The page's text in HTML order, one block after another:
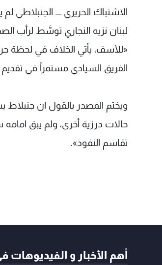
الاشتباك الحريري ــــ
لبنان نزيه النجاري توسَّط لرأب
«للأسف، يأتي الخلاف في لحظة
الفريق السيادي مستمراً في تقديم
ويختم المصدر بالقول ان
حالات درزية أخرى، ولم يبق
تقاسم النفوذ».
أهم الأخبار و الفيديوهات